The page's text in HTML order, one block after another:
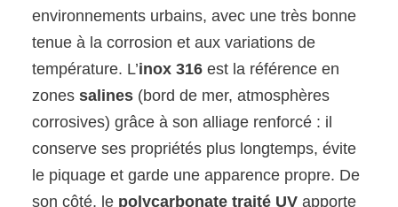
environnements urbains, avec une très bonne
tenue à la corrosion et aux variations de
température. L’inox 316est la référence en
zones salines(bord de mer, atmosphères
corrosives) grâce à son alliage renforcé : il
conserve ses propriétés plus longtemps, évite
le piquage et garde une apparence propre. De
son côté, le polycarbonate traité UVapporte